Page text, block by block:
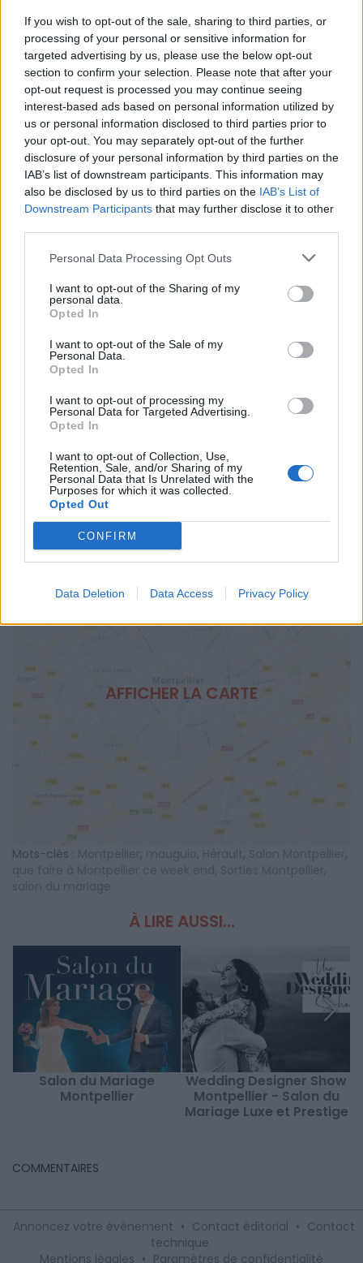
If you wish to opt-out of the sale, sharing to third parties, or
processing of your personal or sensitive information for
targeted advertising by us, please use the below opt-out
section to confirm your selection. Please note that after your
opt-out request is processed you may continue seeing
interest-based ads based on personal information utilized by
us or personal information disclosed to third parties prior to
your opt-out. You may separately opt-out of the further
disclosure of your personal information by third parties on the
IAB’s list of downstream participants. This information may
also be disclosed by us to third parties on the IAB’s List of
Downstream Participants that may further disclose it to other
Personal Data Processing Opt Outs
I want to opt-out of the Sharing of my
personal data.
Opted In
I want to opt-out of the Sale of my
Personal Data.
Opted In
I want to opt-out of processing my
Personal Data for Targeted Advertising.
Opted In
I want to opt-out of Collection, Use,
Retention, Sale, and/or Sharing of my
Personal Data that Is Unrelated with the
Purposes for which it was collected.
Opted Out
CONFIRM
Data Deletion Data Access Privacy Policy
leurs services et des foodtrucksseront là pour
régaler les visiteurs.
Dégustations,démonstrationsetanimations
seront au cœur de ceweek-end poétique et idyllique
pour assister à la concrétisation du mariage dont
vous avez toujours rêvé !
Entrée libre pour les visiteurs.
INFORMATIONS PRATIQUES
DATES ET HORAIRES
Du 20 janvier 2024 au 21 janvier 2024
1744 Avenue Albert Einstein
ACCÈS
Place de France
Gratuit
SITE OFFICIEL
AFFICHER LA CARTE
Mots-clés : , , ,
,
,
,
À LIRE AUSSI...
Salon du Mariage
Montpellier
Wedding Designer Show
Montpellier - Salon du
Mariage Luxe et Prestige
COMMENTAIRES
Annoncez votre événement • Contact éditorial • Contact
technique
Mentions légales • Paramètres de confidentialité